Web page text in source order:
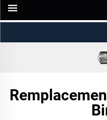
siège de capitaine de bateau